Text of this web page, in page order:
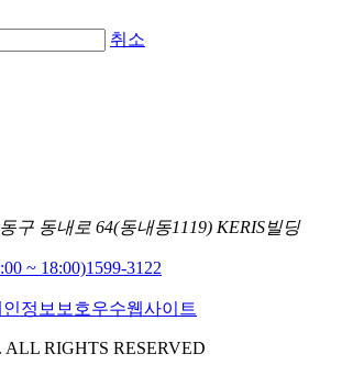
취소
구 동내로 64(동내동1119) KERIS빌딩
~ 18:00)1599-3122
RIGHTS RESERVED